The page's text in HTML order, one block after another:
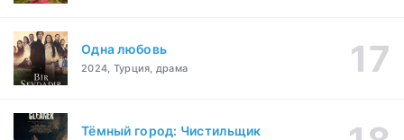
Одна любовь
2024, Турция, драма
Тёмный город: Чистильщик